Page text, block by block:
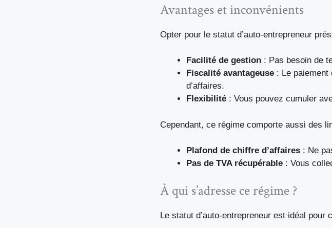
Avantages et inconvénients
Opter pour le statut d’auto-entrepreneur
Facilité de gestion : Pas besoin de
Fiscalité avantageuse : Le
d’affaires.
Flexibilité : Vous pouvez cumuler
Cependant, ce régime comporte aussi des
Plafond de chiffre d’affaires : Ne
Pas de TVA récupérable : Vous
À qui s’adresse ce régime ?
Le statut d’auto-entrepreneur est idéal pour